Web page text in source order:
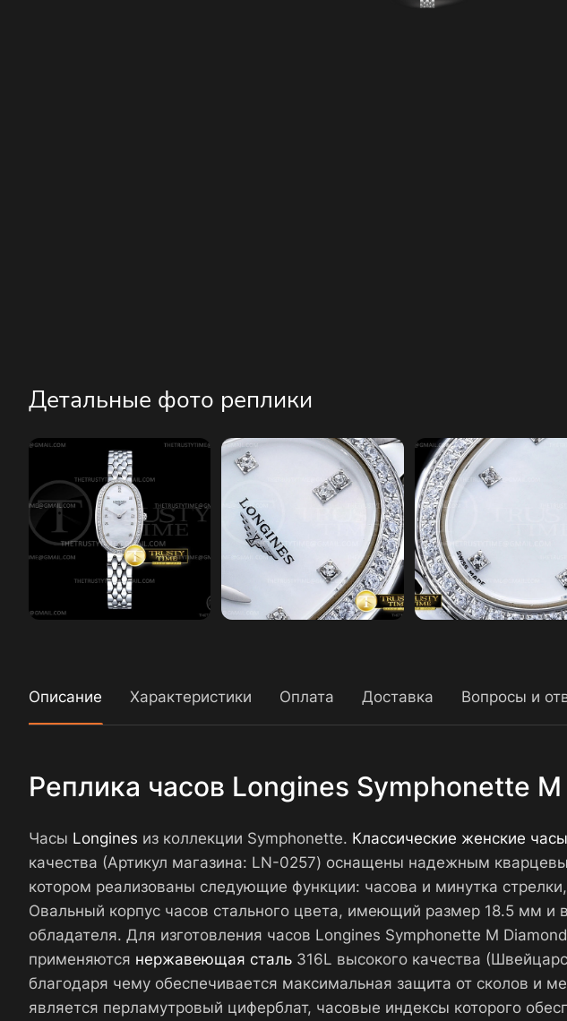
Детальные фото реплики
Описание Характеристики Оплата Доставка Вопросы и
Реплика часов Longines Symphonette
Часы Longines из коллекции Symphonette. Классические женские часы
качества (Артикул магазина: LN-0257) оснащены надежным
котором реализованы следующие функции: часова и минутка
Овальный корпус часов стального цвета, имеющий размер 18.5 мм и
обладателя. Для изготовления часов Longines Symphonette M
применяются нержавеющая сталь 316L высокого качества
благодаря чему обеспечивается максимальная защита от сколов и
является перламутровый циферблат, часовые индексы которого